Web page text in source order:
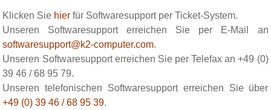
Klicken Sie hier für Softwaresupport per Ticket-System.
Unseren Softwaresupport erreichen Sie per E-Mail an
softwaresupport@k2-computer.com.
Unseren Softwaresupport erreichen Sie per Telefax an +49 (0)
39 46 / 68 95 79.
Unseren telefonischen Softwaresupport erreichen Sie über
+49 (0) 39 46 / 68 95 39.